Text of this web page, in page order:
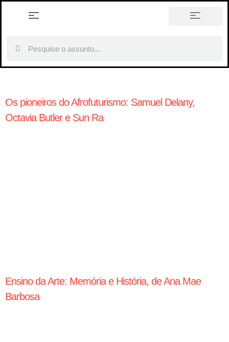
Os pioneiros do Afrofuturismo: Samuel Delany,
Octavia Butler e Sun Ra
Ensino da Arte: Memória e História, de Ana Mae
Barbosa